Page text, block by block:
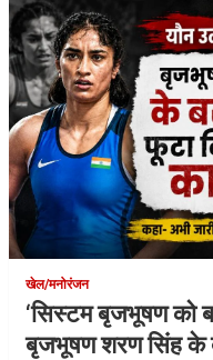
खेल/मनोरंजन
‘सिस्टम बृजभूषण को
बृजभूषण शरण सिंह के